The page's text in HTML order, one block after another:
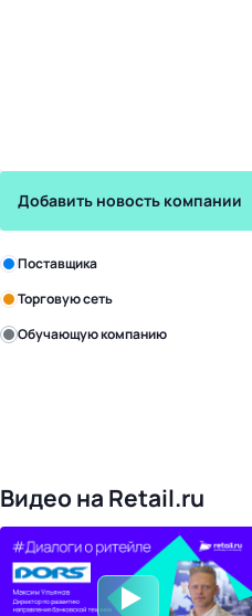
Добавить новость компании
Зарегистрируйте в
Поставщика
Торговую сеть
Обучающую компанию
Видео на Retail.ru